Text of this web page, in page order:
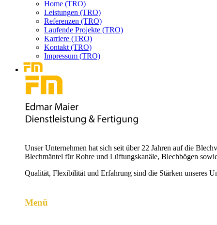
Home (TRO)
Leistungen (TRO)
Referenzen (TRO)
Laufende Projekte (TRO)
Karriere (TRO)
Kontakt (TRO)
Impressum (TRO)
Unser Unternehmen hat sich seit über 22 Jahren auf die
Blechmäntel für Rohre und Lüftungskanäle, Blechbögen
Qualität, Flexibilität und Erfahrung sind die Stärken unseres
Menü